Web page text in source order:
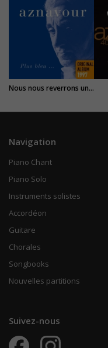
Nous nous reverrons un jour ou l'autre
Navigation
Piano Chant
Piano Solo
Instruments solistes
Accordéon
Guitare
Chorales
Songbooks
Nouvelles partitions
Suivez-nous